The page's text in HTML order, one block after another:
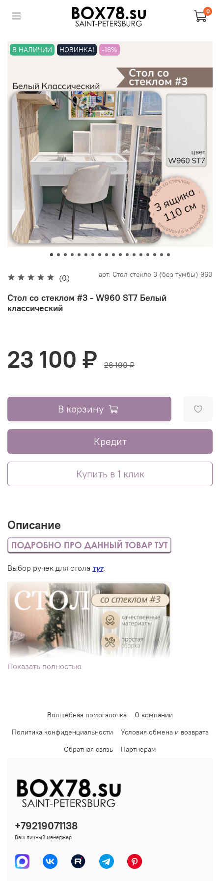
0
В НАЛИЧИИ НОВИНКА! -18%
(0) арт. Стол стекло 3 (без тумбы) 960
Стол со стеклом #3 - W960 ST7 Белый
классический
23 100 ₽ 28 100 ₽
В корзину
Кредит
Купить в 1 клик
Описание
Выбор ручек для стола тут.
Показать полностью
Волшебная помогалочка
О компании
Политика конфиденциальности
Условия обмена и возврата
Обратная связь
Партнерам
+79219071138
Ваш личный менеджер